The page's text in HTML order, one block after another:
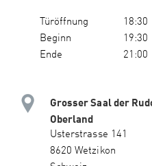
Türöffnung
18:30
Beginn
19:30
Ende
21:00
Grosser Saal der
Oberland
Usterstrasse 141
8620 Wetzikon